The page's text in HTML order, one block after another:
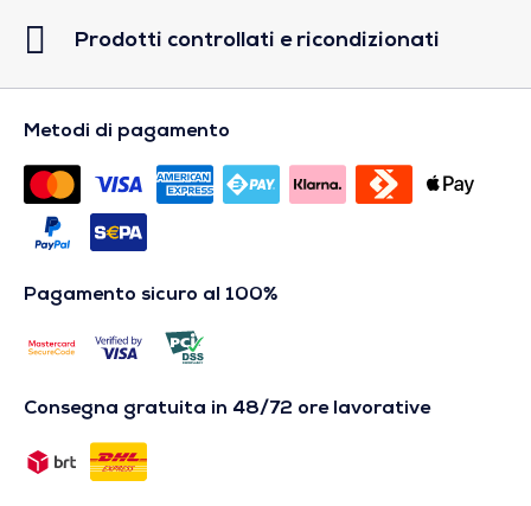
Prodotti controllati e ricondizionati
Metodi di pagamento
Pagamento sicuro al 100%
Consegna gratuita in 48/72 ore lavorative